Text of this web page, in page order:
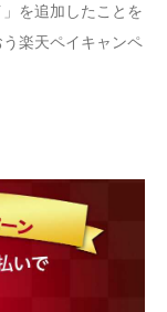
を追加したことを
楽天ペイキャンペ